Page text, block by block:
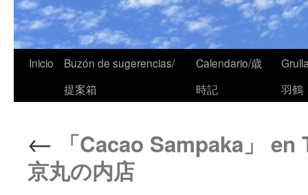
Inicio
Buzón de sugerencias/
提案箱
Calendario/歳
時記
羽鶴
← 「Cacao Sampaka」
京丸の内店